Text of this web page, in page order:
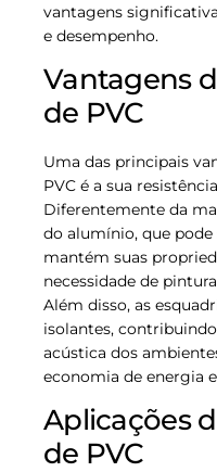
vantagens
e desempenho.
Vantagens
de PVC
Uma das principais
PVC é a sua
Diferentemente da
do alumínio, que pode
mantém suas
necessidade de
Além disso, as
isolantes,
acústica dos
economia de energia
Aplicações
de PVC